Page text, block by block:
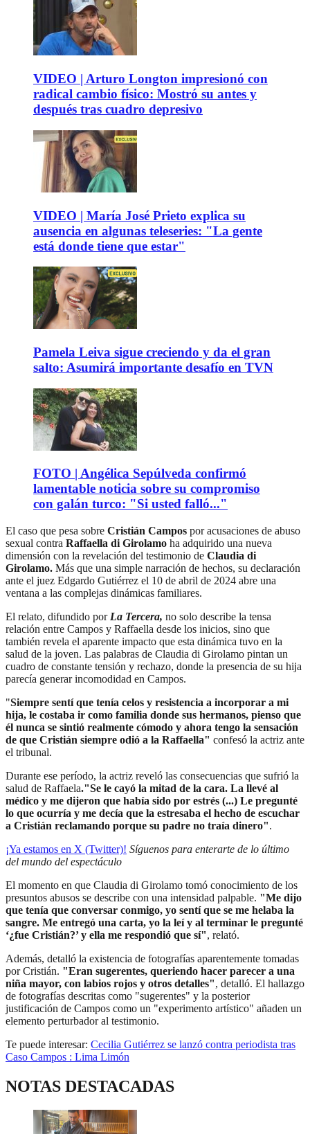
VIDEO | Arturo Longton impresionó con
radical cambio físico: Mostró su antes y
después tras cuadro depresivo
VIDEO | María José Prieto explica su
ausencia en algunas teleseries: "La gente
está donde tiene que estar"
Pamela Leiva sigue creciendo y da el gran
salto: Asumirá importante desafío en TVN
FOTO | Angélica Sepúlveda confirmó
lamentable noticia sobre su compromiso
con galán turco: "Si usted falló..."
El caso que pesa sobre Cristián Campos por acusaciones de abuso
sexual contra Raffaella di Girolamo ha adquirido una nueva
dimensión con la revelación del testimonio de Claudia di
Girolamo. Más que una simple narración de hechos, su declaración
ante el juez Edgardo Gutiérrez el 10 de abril de 2024 abre una
ventana a las complejas dinámicas familiares.
El relato, difundido porLa Tercera, no solo describe la tensa
relación entre Campos y Raffaella desde los inicios, sino que
también revela el aparente impacto que esta dinámica tuvo en la
salud de la joven. Las palabras de Claudia di Girolamo pintan un
cuadro de constante tensión y rechazo, donde la presencia de su hija
parecía generar incomodidad en Campos.
"Siempre sentí que tenía celos y resistencia a incorporar a mi
hija, le costaba ir como familia donde sus hermanos, pienso que
él nunca se sintió realmente cómodo y ahora tengo la sensación
de que Cristián siempre odió a la Raffaella" confesó la actriz ante
el tribunal.
Durante ese período, la actriz reveló las consecuencias que sufrió la
salud de Raffaela."Se le cayó la mitad de la cara. La llevé al
médico y me dijeron que había sido por estrés (...) Le pregunté
lo que ocurría y me decía que la estresaba el hecho de escuchar
a Cristián reclamando porque su padre no traía dinero".
¡Ya estamos en X (Twitter)! Síguenos para enterarte de lo último
del mundo del espectáculo
El momento en que Claudia di Girolamo tomó conocimiento de los
presuntos abusos se describe con una intensidad palpable. "Me dijo
que tenía que conversar conmigo, yo sentí que se me helaba la
sangre. Me entregó una carta, yo la leí y al terminar le pregunté
‘¿fue Cristián?’ y ella me respondió que sí", relató.
Además, detalló la existencia de fotografías aparentemente tomadas
por Cristián. "Eran sugerentes, queriendo hacer parecer a una
niña mayor, con labios rojos y otros detalles", detalló. El hallazgo
de fotografías descritas como "sugerentes" y la posterior
justificación de Campos como un "experimento artístico" añaden un
elemento perturbador al testimonio.
Te puede interesar: Cecilia Gutiérrez se lanzó contra periodista tras
Caso Campos : Lima Limón
NOTAS DESTACADAS